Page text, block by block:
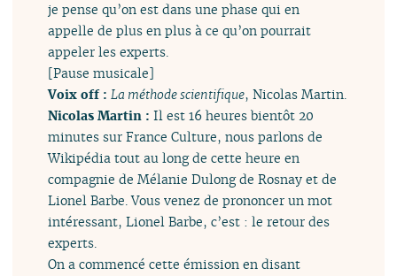
je pense qu’on est dans une phase qui en
appelle de plus en plus à ce qu’on pourrait
appeler les experts.
[Pause musicale]
Voix off :La méthode scientifique, Nicolas Martin.
Nicolas Martin :Il est 16 heures bientôt 20
minutes sur France Culture, nous parlons de
Wikipédia tout au long de cette heure en
compagnie de Mélanie Dulong de Rosnay et de
Lionel Barbe. Vous venez de prononcer un mot
intéressant, Lionel Barbe, c’est : le retour des
experts.
On a commencé cette émission en disant